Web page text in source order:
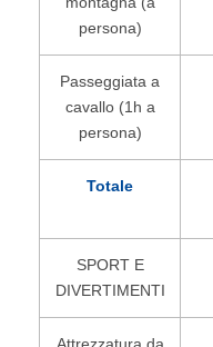
persona)
Passeggiata a
cavallo (1h a
persona)
Totale
SPORT E
DIVERTIMENTI